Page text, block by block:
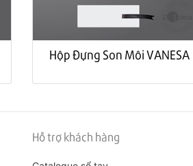
Hộp Đựng Son Môi VANESA
Hỗ trợ khách hàng